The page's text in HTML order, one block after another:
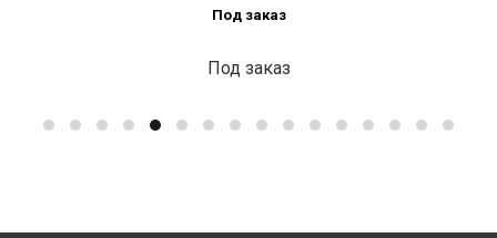
Под заказ
Под заказ